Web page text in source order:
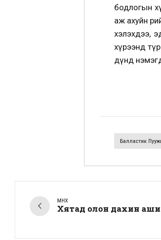
бодлогын
аж ахуйн
хэлэхдээ,
хүрээнд
дүнд
Балластик
ӨМНӨХ
Хятад олон дахин